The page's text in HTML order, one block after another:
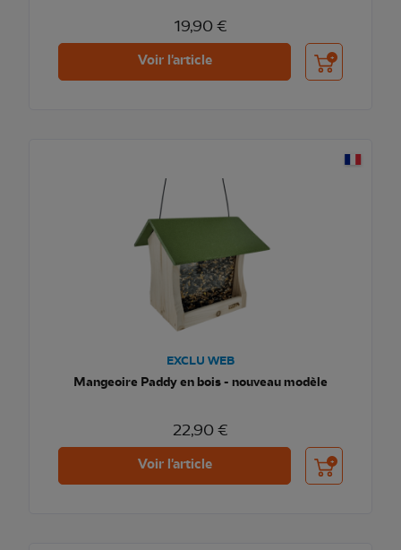
19,90 €
Voir l'article Ajouter au
EXCLU WEB
Mangeoire Paddy en bois - nouveau modèle
22,90 €
Voir l'article Ajouter au